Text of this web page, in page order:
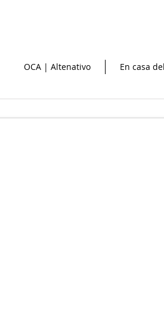
OCA | Altenativo En casa